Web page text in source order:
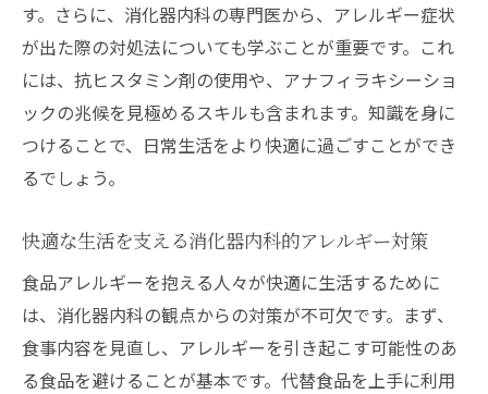
す。さらに、消化器内科の専門医から、アレルギー症状
が出た際の対処法についても学ぶことが重要です。これ
には、抗ヒスタミン剤の使用や、アナフィラキシーショ
ックの兆候を見極めるスキルも含まれます。知識を身に
つけることで、日常生活をより快適に過ごすことができ
るでしょう。
快適な生活を支える消化器内科的アレルギー対策
食品アレルギーを抱える人々が快適に生活するために
は、消化器内科の観点からの対策が不可欠です。まず、
食事内容を見直し、アレルギーを引き起こす可能性のあ
る食品を避けることが基本です。代替食品を上手に利用